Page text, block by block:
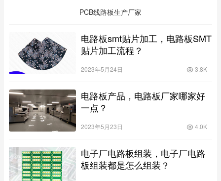
PCB线路板生产厂家
电路板smt贴片加工，电路板SMT
贴片加工流程？
2023年5月24日 3.8K
电路板产品，电路板厂家哪家好
一点？
2023年5月23日 4.0K
电子厂电路板组装，电子厂电路
板组装都是怎么组装？